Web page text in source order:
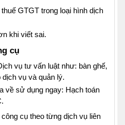
GTGT trong loại hình dịch
khi viết sai.
cụ
vụ tư vấn luật như: bàn ghế,
vụ và quản lý.
về sử dụng ngay: Hạch toán
cụ theo từng dịch vụ liên